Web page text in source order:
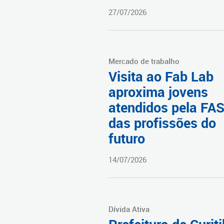
27/07/2026
Mercado de trabalho
Visita ao Fab Lab
aproxima jovens
atendidos pela FAS
das profissões do
futuro
14/07/2026
Dívida Ativa